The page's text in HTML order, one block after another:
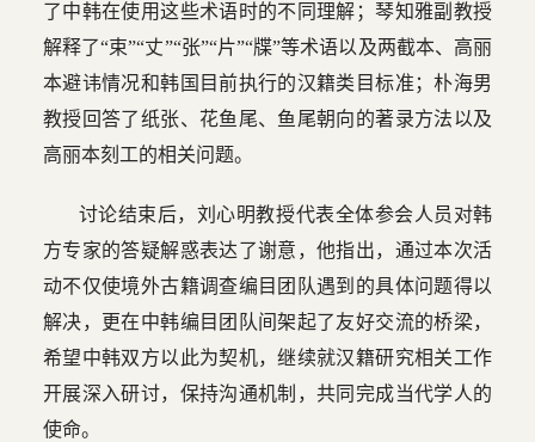
了中韩在使用这些术语时的不同理解；琴知雅副教授
解释了“束”“丈”“张”“片”“牒”等术语以及两截本、高丽
本避讳情况和韩国目前执行的汉籍类目标准；朴海男
教授回答了纸张、花鱼尾、鱼尾朝向的著录方法以及
高丽本刻工的相关问题。
讨论结束后，刘心明教授代表全体参会人员对韩
方专家的答疑解惑表达了谢意，他指出，通过本次活
动不仅使境外古籍调查编目团队遇到的具体问题得以
解决，更在中韩编目团队间架起了友好交流的桥梁，
希望中韩双方以此为契机，继续就汉籍研究相关工作
开展深入研讨，保持沟通机制，共同完成当代学人的
使命。